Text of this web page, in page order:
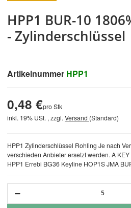
HPP1 BUR-10
- Zylinderschlüssel
Artikelnummer HPP1
HPP1 Zylinderschlüssel Rohling Je nach
verschieden Anbieter ersetzt werden. A
HPP1 Errebi BG36 Keyline HOP1S JMA
0,48 €pro Stk
inkl. 19% USt. , zzgl. Versand (Standard)